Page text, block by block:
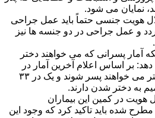
نمایان می شود.
هویت جنسی حتماً باید عمل جراحی
و عمل جراحی در دو جنسه ها نیز
آمار پسرانی که می خواهند دختر
بر اساس اعلام آخرین آمار در
سال ٩٢ یک در ۱۰۰ هزار دختر می خواهند پسر شوند و یک در ۳۳
به دختر شدن دارند.
هویت در کمین این بیماران
شده باید تاكید كرد كه وجود این